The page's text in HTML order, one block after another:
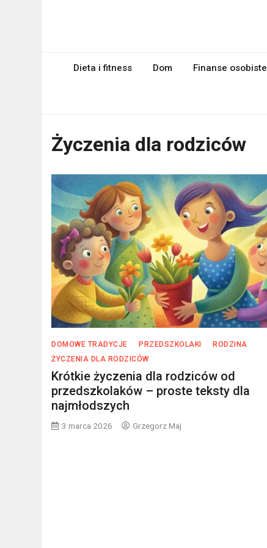
myPageRank.pl
Dieta i fitness Dom Finanse osobiste
Życzenia dla rodziców
DOMOWE TRADYCJE PRZEDSZKOLAKI
RODZINA
ŻYCZENIA DLA RODZICÓW
Krótkie życzenia dla rodziców od
przedszkolaków – proste teksty dla
najmłodszych
3 marca 2026 Grzegorz Maj